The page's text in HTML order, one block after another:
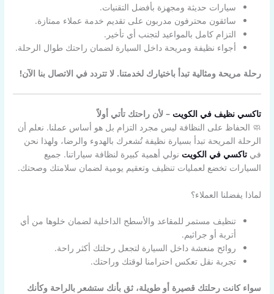
سيارات حديثة ومجهزة بأفضل التقنيات.
سائقون محترفون مدربون على تقديم خدمة عملاء ممتازة.
التزام كامل بالمواعيد لتجنب أي تأخير.
أجواء نظيفة ومريحة داخل السيارة لضمان راحتك طوال الرحلة.
رحلة مريحة ومثالية تبدأ باختيارك لخدمتنا. لا تتردد في الاتصال بنا الآن!
تاكسي نظيف في الكويت – لأن راحتك تأتي أولاً
🧼 الحفاظ على النظافة ليس مجرد التزام بل هو أساس عملنا. نعلم أن
الرحلة المريحة تبدأ بسيارة نظيفة تُشعرك بالهدوء والرضا، ولهذا نحن
فيتاكسي في الكويت نولي أهمية كبيرة لنظافة سياراتنا. جميع
السيارات تخضع لعمليات تنظيف وتعقيم يومية لضمان سلامتك وصحتك.
لماذا يفضلنا العملاء؟
تنظيف مستمر للمقاعد والأسطح الداخلية لضمان خلوها من أي
أتربة أو جراثيم.
روائح منعشة داخل السيارة لتجعل رحلتك أكثر راحة.
تجربة نقل تعكس احترامنا لوقتك وراحتك.
سواء كانت رحلتك قصيرة أو طويلة، ثق بأنك ستشعر بالراحة وكأنك